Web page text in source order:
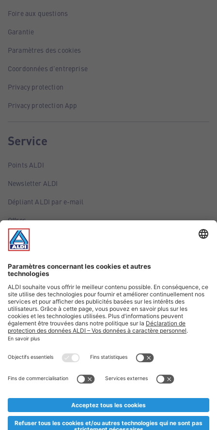
Foire aux questions
Garantie
Paramètres des cookies
Coordonnées d'entreprise
Privacy protection
Privacy protection App
Service
Points ALDI
Newsletter ALDI
Dépliant ALDI par e-mail
Offres
Infos essentielles
Suivez ALDI Luxembourg
Textes marqués d'un astérisque et mentions légales
esoulaang bis de Stock eidel ass. Mir soen Iech Merci fir Äert
Planifikatioun ausverkaaft sollte sinn. De VALORLUX-Präis an
** Op dësem Site huet d'Benotze vun der männlecher Form eng
besser Liesbarkeet am Sënn an huet keng diskriminéierend